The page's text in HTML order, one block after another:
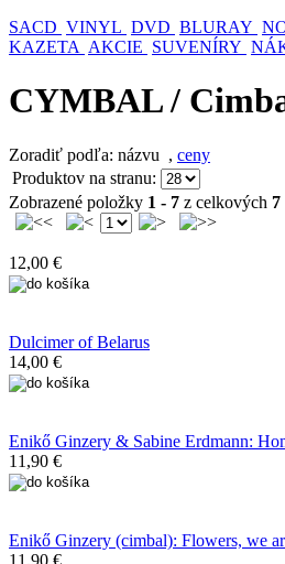
SACD VINYL DVD BLURAY
KAZETA AKCIE SUVENÍRY
CYMBAL /
Zoradiť podľa: názvu , ceny
Produktov na stranu:
Zobrazené položky 1 - 7 z celkových 7
12,00 €
Dulcimer of Belarus
14,00 €
Enikő Ginzery & Sabine Erdmann:
11,90 €
Enikő Ginzery (cimbal): Flowers, we
11,90 €